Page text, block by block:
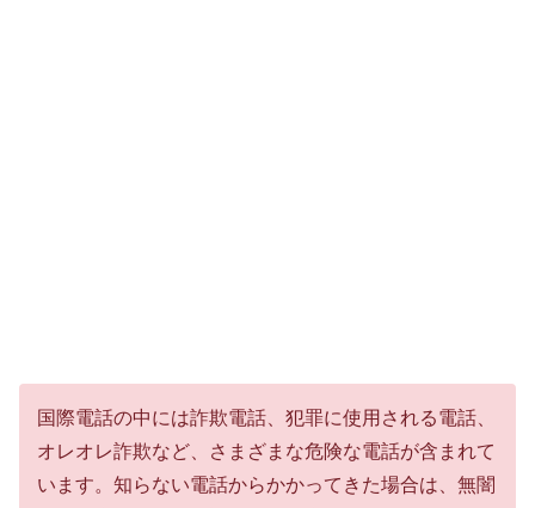
国際電話の中には詐欺電話、犯罪に使用される電話、
オレオレ詐欺など、さまざまな危険な電話が含まれて
います。知らない電話からかかってきた場合は、無闇